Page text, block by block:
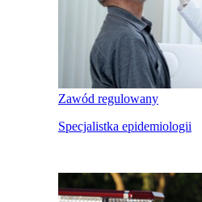
Zawód regulowany
Specjalistka epidemiologii